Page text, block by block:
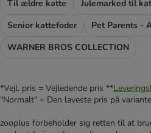
Til ældre katte
Julemarked til
Senior kattefoder
Pet Parents -
WARNER BROS COLLECTION
*Vejl. pris = Vejledende pris **
"Normalt" = Den laveste pris på
zooplus forbeholder sig retten til at